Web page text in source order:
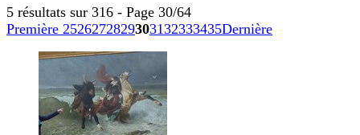
5 résultats sur 316 - Page 30/64
Première 2526272829303132333435Dernière